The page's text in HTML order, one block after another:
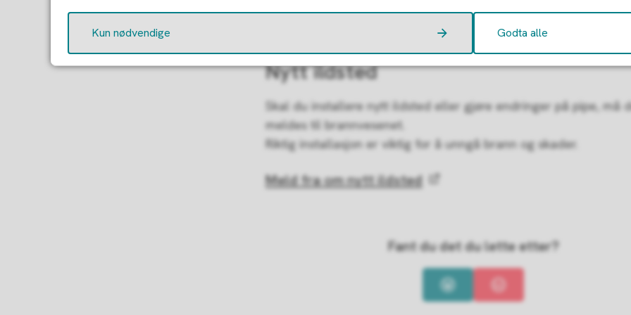
Her kan du lese mer om fakturaer.
Nytt ildsted
Skal du installere nytt ildsted eller gjøre endringer på pipe, må
meldes til brannvesenet.
Riktig installasjon er viktig for å unngå brann og skader.
Meld fra om nytt ildsted
Fant du det du lette etter?
Ja Nei
Kun nødvendige Godta alle